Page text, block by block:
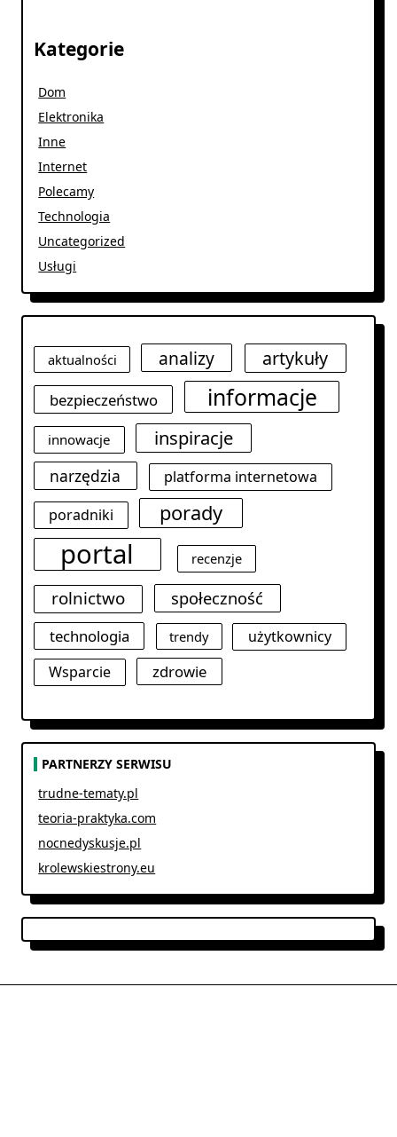
Kategorie
Dom
Elektronika
Inne
Internet
Polecamy
Technologia
Uncategorized
Usługi
aktualności analizy artykuły
bezpieczeństwo informacje
innowacje inspiracje
narzędzia
platforma internetowa
poradniki
porady
portal recenzje
rolnictwo społeczność
technologia trendy
użytkownicy
Wsparcie
zdrowie
PARTNERZY SERWISU
trudne-tematy.pl
teoria-praktyka.com
nocnedyskusje.pl
krolewskiestrony.eu